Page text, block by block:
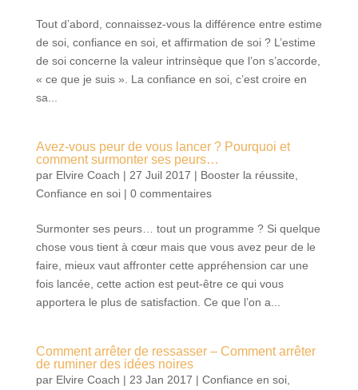
Tout d’abord, connaissez-vous la différence entre estime
de soi, confiance en soi, et affirmation de soi ? L’estime
de soi concerne la valeur intrinsèque que l’on s’accorde,
« ce que je suis ». La confiance en soi, c’est croire en
sa...
Avez-vous peur de vous lancer ? Pourquoi et
comment surmonter ses peurs…
par Elvire Coach | 27 Juil 2017 | Booster la réussite
Confiance en soi| 0 commentaires
Surmonter ses peurs… tout un programme ? Si quelque
chose vous tient à cœur mais que vous avez peur de le
faire, mieux vaut affronter cette appréhension car une
fois lancée, cette action est peut-être ce qui vous
apportera le plus de satisfaction. Ce que l’on a...
Comment arrêter de ressasser – Comment arrêter
de ruminer des idées noires
par Elvire Coach | 23 Jan 2017 | Confiance en soi,